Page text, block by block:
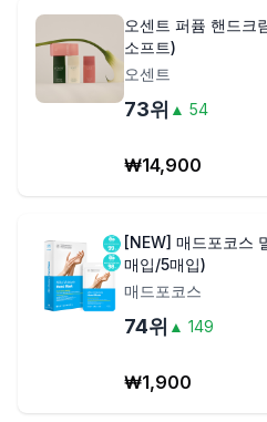
오센트 퍼퓸 핸드
소프트)
오센트
73위 ▲ 54
₩14,900
[NEW] 매드포코스
매입/5매입)
매드포코스
74위 ▲ 149
₩1,900